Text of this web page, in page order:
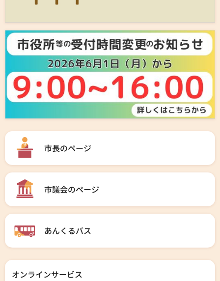
市長のページ
市議会のページ
あんくるバス
オンラインサービス